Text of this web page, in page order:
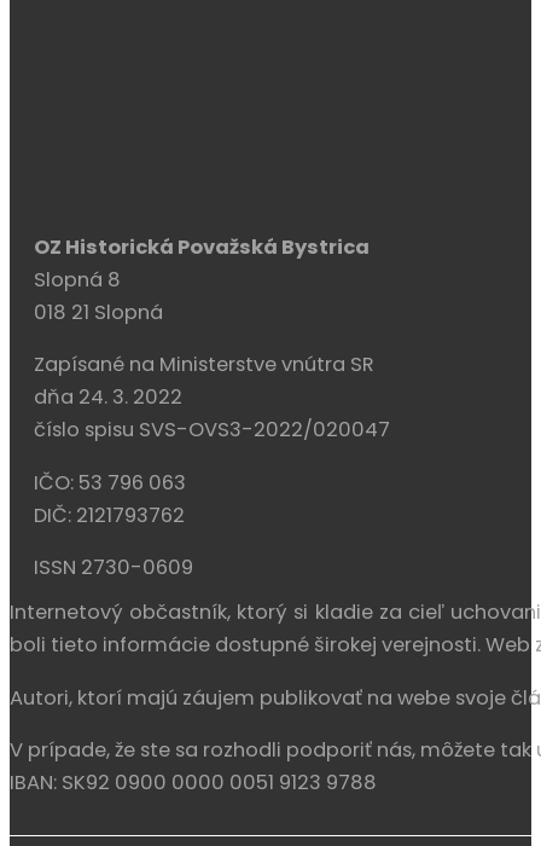
OZ Historická Považská Bystrica
Slopná 8
018 21 Slopná
Zapísané na Ministerstve vnútra SR
dňa 24. 3. 2022
číslo spisu SVS-OVS3-2022/020047
IČO: 53 796 063
DIČ: 2121793762
ISSN 2730-0609
Internetový občastník, ktorý si kladie za cieľ
boli tieto informácie dostupné širokej verejnosti. Web
Autori, ktorí majú záujem publikovať na webe svoje
V prípade, že ste sa rozhodli podporiť nás, môžete tak
IBAN: SK92 0900 0000 0051 9123 9788